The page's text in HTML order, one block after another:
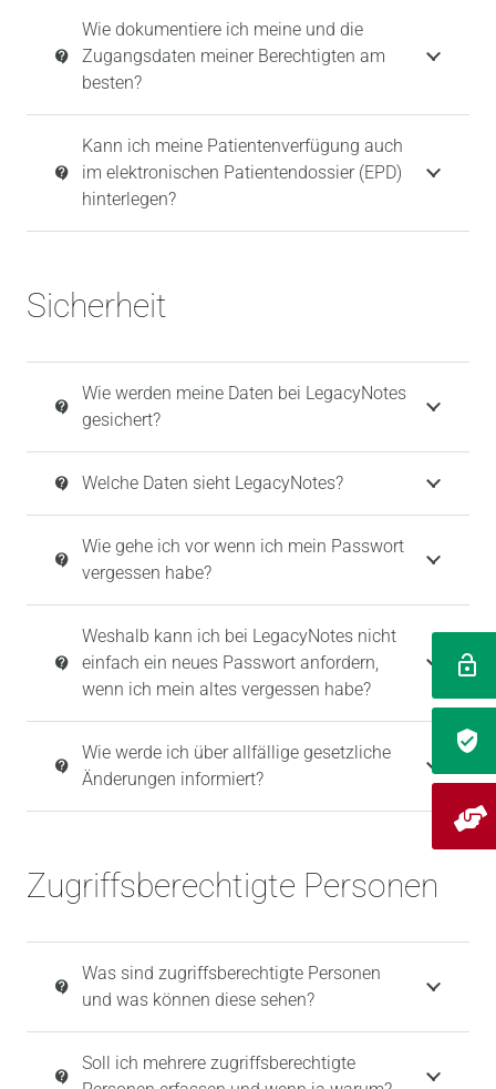
contact_support
Wie dokumentiere ich meine und die
Zugangsdaten meiner Berechtigten am
besten?
contact_support
Kann ich meine Patientenverfügung auch
im elektronischen Patientendossier (EPD)
hinterlegen?
Sicherheit
contact_support
Wie werden meine Daten bei LegacyNotes
gesichert?
contact_support Welche Daten sieht LegacyNotes?
contact_support
Wie gehe ich vor wenn ich mein Passwort
vergessen habe?
contact_support
Weshalb kann ich bei LegacyNotes nicht
einfach ein neues Passwort anfordern,
wenn ich mein altes vergessen habe?
contact_support
Wie werde ich über allfällige gesetzliche
Änderungen informiert?
Zugriffsberechtigte Personen
contact_support
Was sind zugriffsberechtigte Personen
und was können diese sehen?
contact_support
Soll ich mehrere zugriffsberechtigte